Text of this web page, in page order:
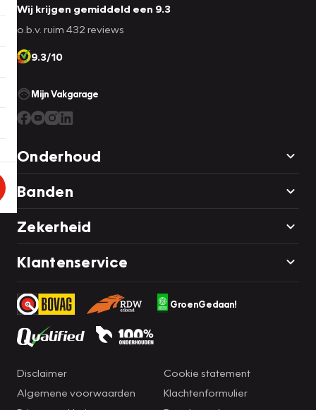
Wij krijgen gemiddeld een 9.3
o.b.v. ruim 432 reviews
9.3/10
Mijn Vakgarage
Onderhoud
Banden
Zekerheid
Klantenservice
GroenGedaan!
Disclaimer
Algemene voorwaarden
Cookie statement
Klachtenformulier